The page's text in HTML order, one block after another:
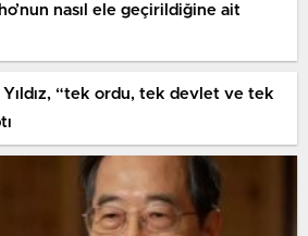
nasıl ele geçirildiğine ait
Yıldız, “tek ordu, tek devlet ve tek